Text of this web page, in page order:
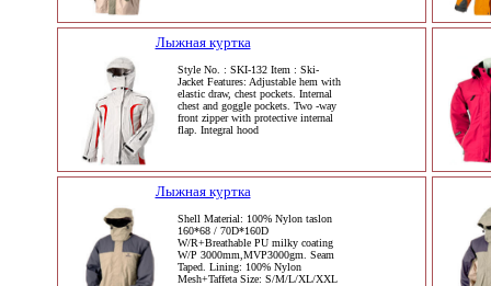
Лыжная куртка
Style No. : SKI-132 Item : Ski-
Jacket Features: Adjustable hem with
elastic draw, chest pockets. Internal
chest and goggle pockets. Two -way
front zipper with protective internal
flap. Integral hood
Лыжная куртка
Shell Material: 100% Nylon taslon
160*68 / 70D*160D
W/R+Breathable PU milky coating
W/P 3000mm,MVP3000gm. Seam
Taped. Lining: 100% Nylon
Mesh+Taffeta Size: S/M/L/XL/XXL